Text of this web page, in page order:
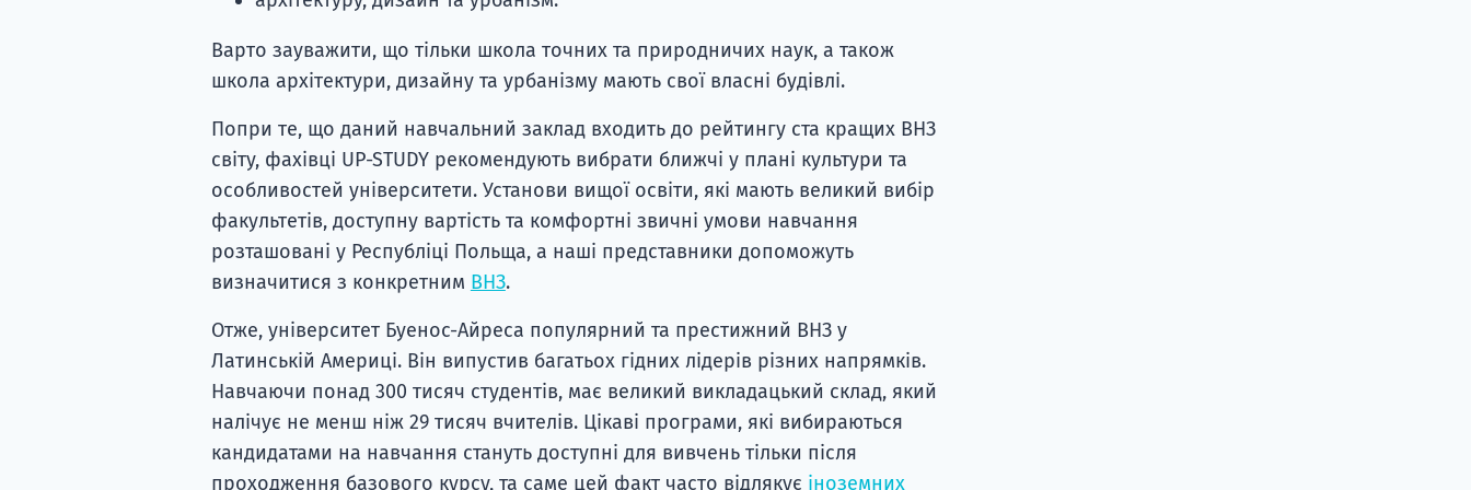
Варто зауважити, що тільки школа точних та природничих наук, а також
школа архітектури, дизайну та урбанізму мають свої власні будівлі.
Попри те, що даний навчальний заклад входить до рейтингу ста кращих ВНЗ
світу, фахівці UP-STUDY рекомендують вибрати ближчі у плані культури та
особливостей університети. Установи вищої освіти, які мають великий вибір
факультетів, доступну вартість та комфортні звичні умови навчання
розташовані у Республіці Польща, а наші представники допоможуть
визначитися з конкретним ВНЗ.
Отже, університет Буенос-Айреса популярний та престижний ВНЗ у
Латинській Америці. Він випустив багатьох гідних лідерів різних напрямків.
Навчаючи понад 300 тисяч студентів, має великий викладацький склад, який
налічує не менш ніж 29 тисяч вчителів. Цікаві програми, які вибираються
кандидатами на навчання стануть доступні для вивчень тільки після
проходження базового курсу, та саме цей факт часто відлякує іноземних